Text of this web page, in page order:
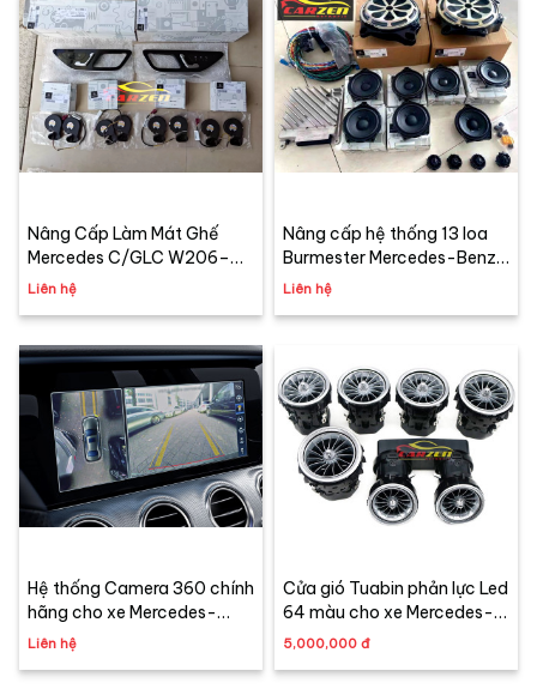
Nâng Cấp Làm Mát Ghế
Mercedes C/GLC W206–
X254 Chính Hãng | Carzen
Liên hệ
Nâng cấp hệ thống 13 loa
Burmester Mercedes-Benz
chính hãng C-Class, GLC-
Liên hệ
Hệ thống Camera 360 chính
hãng cho xe Mercedes-
Benz C-Class/GLC/E-
Liên hệ
Cửa gió Tuabin phản lực Led
64 màu cho xe Mercedes-
Benz C, GLC Class -
5,000,000 đ